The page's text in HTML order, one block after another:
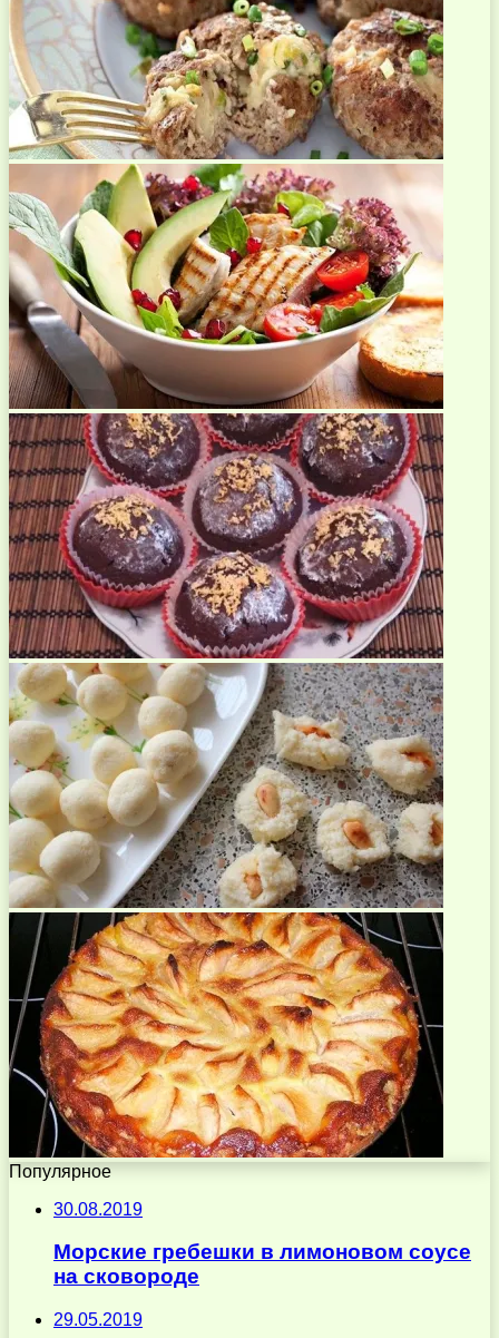
Популярное
30.08.2019
Морские гребешки в лимоновом соусе
на сковороде
29.05.2019